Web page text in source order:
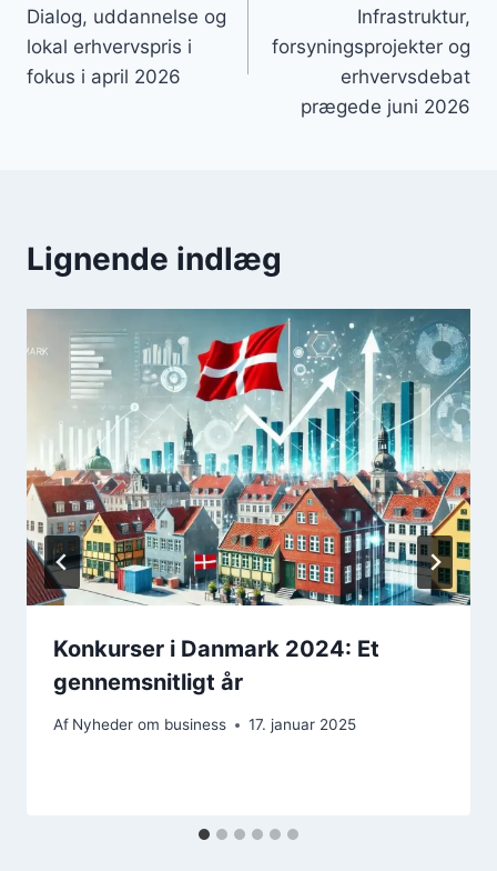
Dialog, uddannelse og
lokal erhvervspris i
fokus i april 2026
Infrastruktur,
forsyningsprojekter og
erhvervsdebat
prægede juni 2026
Lignende indlæg
Konkurser i Danmark 2024: Et
gennemsnitligt år
Af Nyheder om business 17. januar 2025